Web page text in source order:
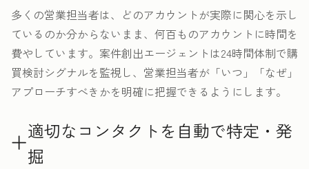
多くの営業担当者は、どのアカウントが実際に関心を示し
ているのか分からないまま、何百ものアカウントに時間を
費やしています。案件創出エージェントは24時間体制で購
買検討シグナルを監視し、営業担当者が「いつ」「なぜ」
アプローチすべきかを明確に把握できるようにします。
適切なコンタクトを自動で特定・発
掘